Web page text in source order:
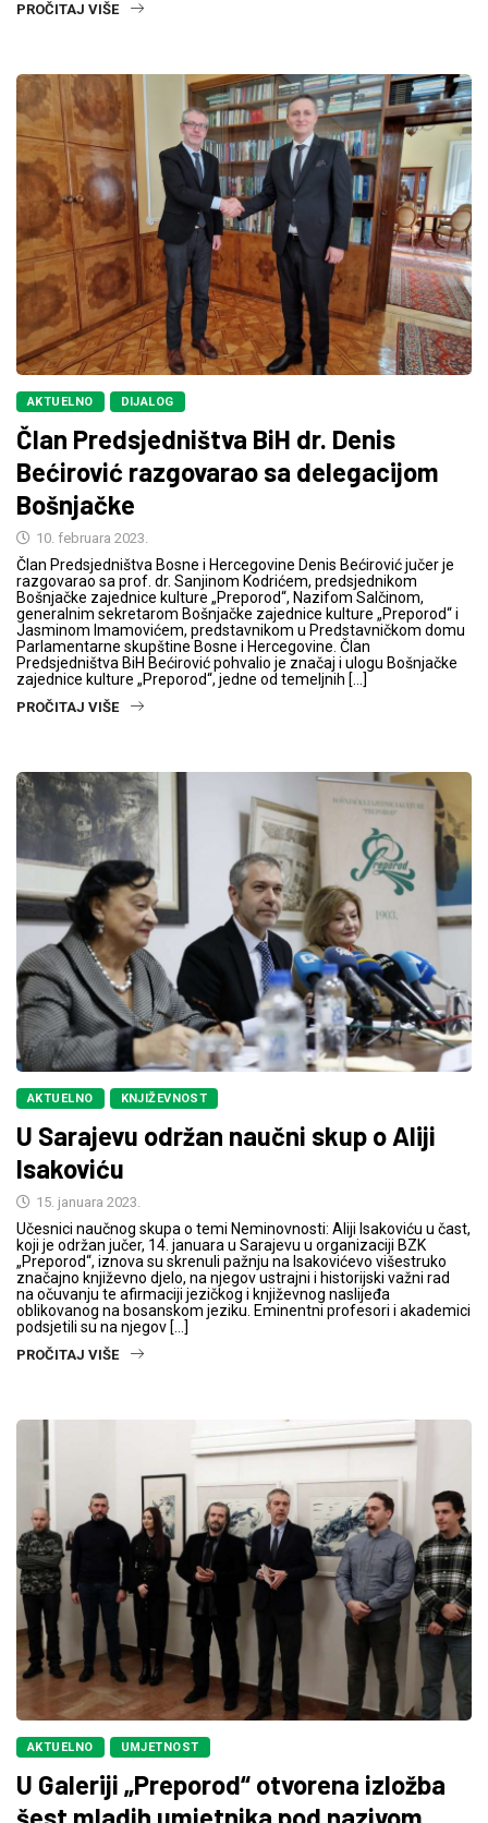
PROČITAJ VIŠE
AKTUELNO DIJALOG
Član Predsjedništva BiH dr. Denis
Bećirović razgovarao sa delegacijom
Bošnjačke
10. februara 2023.
Član Predsjedništva Bosne i Hercegovine Denis Bećirović jučer je
razgovarao sa prof. dr. Sanjinom Kodrićem, predsjednikom
Bošnjačke zajednice kulture „Preporod“, Nazifom Salčinom,
generalnim sekretarom Bošnjačke zajednice kulture „Preporod“ i
Jasminom Imamovićem, predstavnikom u Predstavničkom domu
Parlamentarne skupštine Bosne i Hercegovine. Član
Predsjedništva BiH Bećirović pohvalio je značaj i ulogu Bošnjačke
zajednice kulture „Preporod“, jedne od temeljnih […]
PROČITAJ VIŠE
AKTUELNO KNJIŽEVNOST
U Sarajevu održan naučni skup o Aliji
Isakoviću
15. januara 2023.
Učesnici naučnog skupa o temi Neminovnosti: Aliji Isakoviću u čast,
koji je održan jučer, 14. januara u Sarajevu u organizaciji BZK
„Preporod“, iznova su skrenuli pažnju na Isakovićevo višestruko
značajno književno djelo, na njegov ustrajni i historijski važni rad
na očuvanju te afirmaciji jezičkog i književnog naslijeđa
oblikovanog na bosanskom jeziku. Eminentni profesori i akademici
podsjetili su na njegov […]
PROČITAJ VIŠE
AKTUELNO UMJETNOST
U Galeriji „Preporod“ otvorena izložba
šest mladih umjetnika pod nazivom